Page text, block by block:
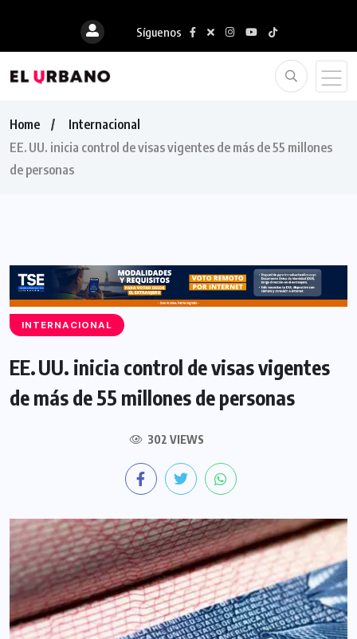
Síguenos
Home
Internacional
EE. UU. inicia control de visas vigentes de más de 55 millones
de personas
INTERNACIONAL
EE. UU. inicia control de visas vigentes
de más de 55 millones de personas
302 VIEWS